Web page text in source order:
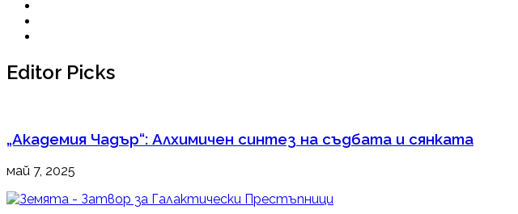
Editor Picks
„Академия Чадър“: Алхимичен синтез на съдбата и сянката
май 7, 2025